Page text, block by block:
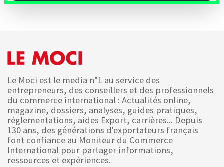
Le Moci est le media n°1 au service des
entrepreneurs, des conseillers et des professionnels
du commerce international : Actualités online,
magazine, dossiers, analyses, guides pratiques,
réglementations, aides Export, carrières... Depuis
130 ans, des générations d'exportateurs français
font confiance au Moniteur du Commerce
International pour partager informations,
ressources et expériences.